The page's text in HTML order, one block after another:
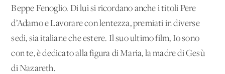
Beppe Fenoglio. Di lui si ricordano anche i titoli Pere
d’Adamo e Lavorare con lentezza, premiati in diverse
sedi, sia italiane che estere. Il suo ultimo film, Io sono
con te, è dedicato alla figura di Maria, la madre di Gesù
di Nazareth.